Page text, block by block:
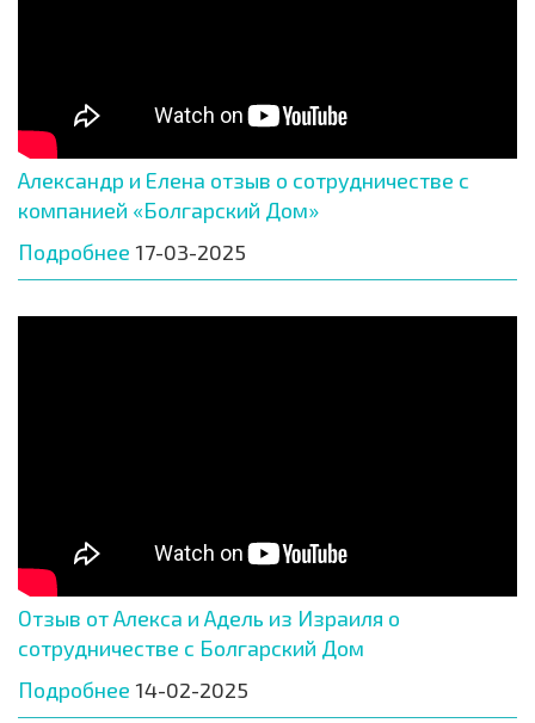
Александр и Елена отзыв о сотрудничестве с
компанией «Болгарский Дом»
Подробнее 17-03-2025
Отзыв от Алекса и Адель из Израиля о
сотрудничестве с Болгарский Дом
Подробнее 14-02-2025